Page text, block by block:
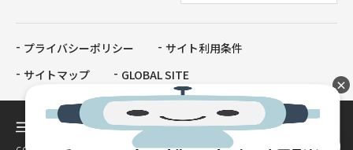
プライバシーポリシー
サイト利用条件
サイトマップ
GLOBAL SITE
×